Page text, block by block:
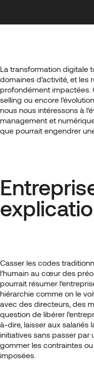
La transformation digitale
domaines d’activité, et
profondément impactées.
selling ou encore
nous nous intéressons à
management et
que pourrait engendrer
Casser les codes
l’humain au cœur des
pourrait résumer
hiérarchie comme on le
avec des directeurs, des
question de libérer
à-dire, laisser aux salariés
initiatives sans passer par
gommer les contraintes
imposées.